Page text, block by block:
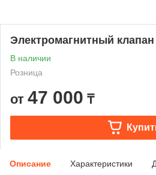
Электромагнитный клапан
В наличии
Розница
от 47 000 ₸
Описание Характеристики